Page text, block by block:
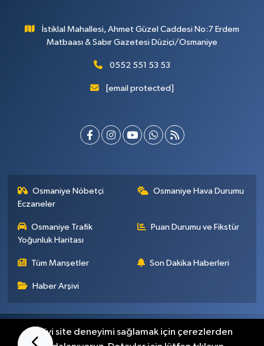
İstiklal Mahallesi, Ahmet Güzel Caddesi No:7 Erdem
Matbaası & Sabır Gazetesi Düziçi/Osmaniye
0552 551 53 53
[email protected]
Osmaniye Nöbetçi
Eczaneler
Osmaniye Hava Durumu
Osmaniye Trafik
Yoğunluk Haritası
Puan Durumu ve Fikstür
Tüm Manşetler Son Dakika Haberleri
Haber Arşivi
Künye İletişim Gizlilik Sözleşmesi
En iyi site deneyimi sağlamak için çerezlerden